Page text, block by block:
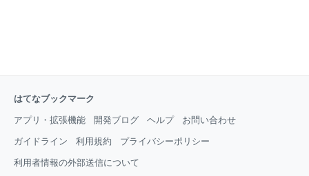
はてなブックマーク
アプリ・拡張機能 開発ブログ ヘルプ お問い合わせ
ガイドライン 利用規約 プライバシーポリシー
利用者情報の外部送信について